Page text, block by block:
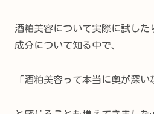
酒粕美容について実際に試した
成分について知る中で、
「酒粕美容って本当に奥が深い